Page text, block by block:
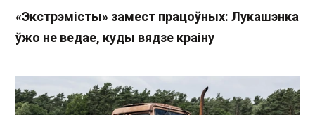
«Экстрэмісты» замест працоўных: Лукашэнка
ўжо не ведае, куды вядзе краіну